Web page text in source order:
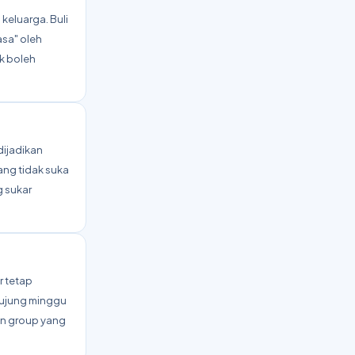
Buli
oleh
boleh
tidak suka
sukar
tetap
minggu
group yang